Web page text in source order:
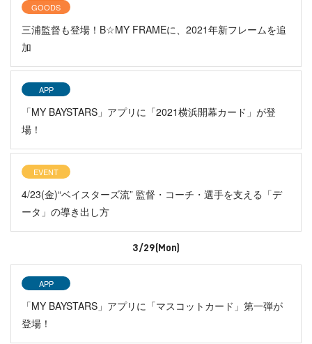
GOODS
三浦監督も登場！B☆MY FRAMEに、2021年新フレームを追
加
APP
「MY BAYSTARS」アプリに「2021横浜開幕カード」が登
場！
EVENT
4/23(金)“ベイスターズ流” 監督・コーチ・選手を支える「デ
ータ」の導き出し方
3/29(Mon)
APP
「MY BAYSTARS」アプリに「マスコットカード」第一弾が
登場！